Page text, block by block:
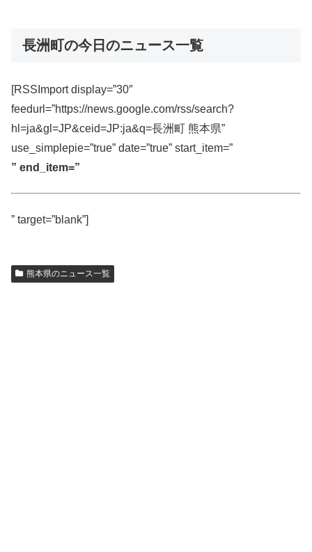
長洲町の今日のニュース一覧
[RSSImport display=”30″
feedurl=”https://news.google.com/rss/search?
hl=ja&gl=JP&ceid=JP:ja&q=長洲町 熊本県”
use_simplepie=”true” date=”true” start_item=”
” end_item=”
” target=”blank”]
熊本県のニュース一覧